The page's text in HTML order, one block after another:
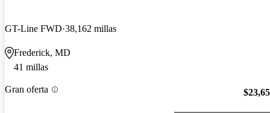
GT-Line FWD 38,162 millas
Frederick, MD
41 millas
Gran oferta